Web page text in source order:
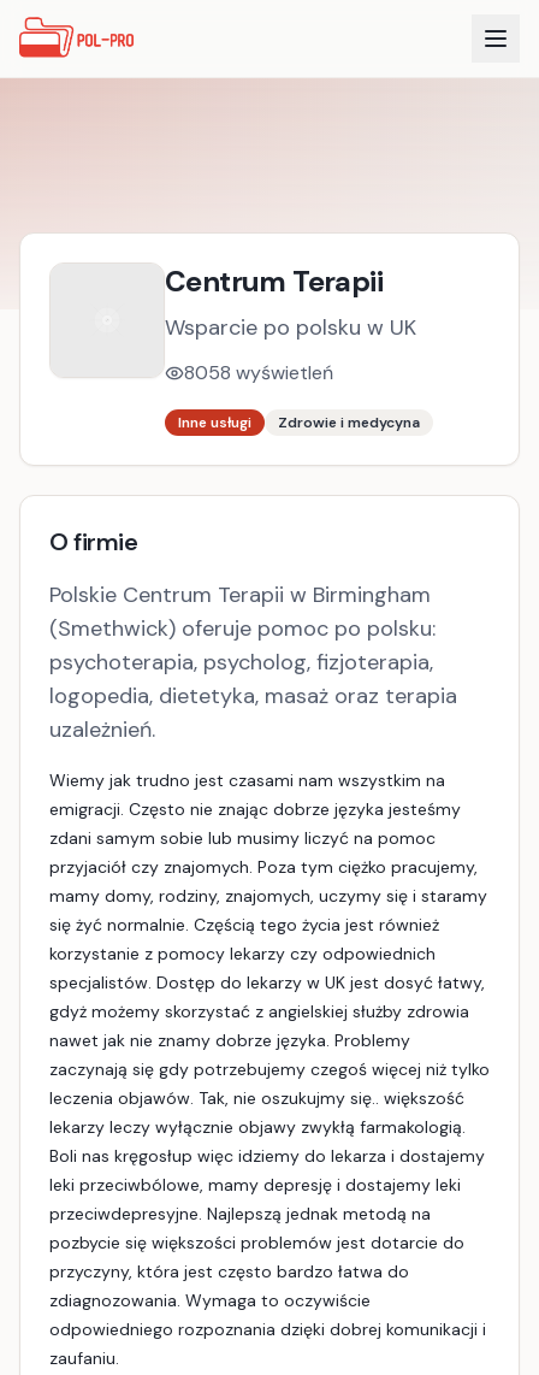
Centrum Terapii
Wsparcie po polsku w UK
8058 wyświetleń
Inne usługi Zdrowie i medycyna
O firmie
Polskie Centrum Terapii w Birmingham
(Smethwick) oferuje pomoc po polsku:
psychoterapia, psycholog, fizjoterapia,
logopedia, dietetyka, masaż oraz terapia
uzależnień.
Wiemy jak trudno jest czasami nam wszystkim na
emigracji. Często nie znając dobrze języka jesteśmy
zdani samym sobie lub musimy liczyć na pomoc
przyjaciół czy znajomych. Poza tym ciężko pracujemy,
mamy domy, rodziny, znajomych, uczymy się i staramy
się żyć normalnie. Częścią tego życia jest również
korzystanie z pomocy lekarzy czy odpowiednich
specjalistów. Dostęp do lekarzy w UK jest dosyć łatwy,
gdyż możemy skorzystać z angielskiej służby zdrowia
nawet jak nie znamy dobrze języka. Problemy
zaczynają się gdy potrzebujemy czegoś więcej niż tylko
leczenia objawów. Tak, nie oszukujmy się.. większość
lekarzy leczy wyłącznie objawy zwykłą farmakologią.
Boli nas kręgosłup więc idziemy do lekarza i dostajemy
leki przeciwbólowe, mamy depresję i dostajemy leki
przeciwdepresyjne. Najlepszą jednak metodą na
pozbycie się większości problemów jest dotarcie do
przyczyny, która jest często bardzo łatwa do
zdiagnozowania. Wymaga to oczywiście
odpowiedniego rozpoznania dzięki dobrej komunikacji i
zaufaniu.